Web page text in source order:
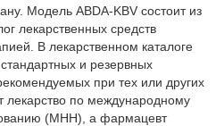
Модель ABDA-KBV состоит из
лекарственных средств
В лекарственном каталоге
и резервных
при тех или других
лекарство по международному
(МНН), а фармацевт